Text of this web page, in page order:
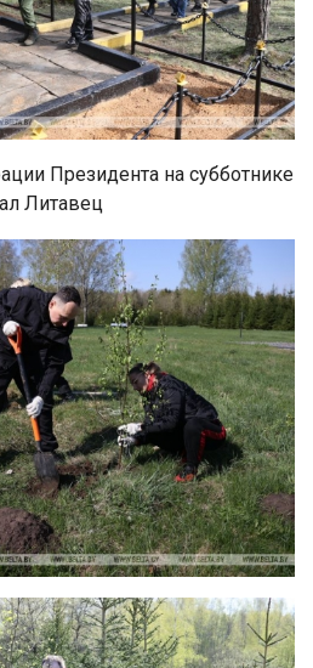
Президента на субботнике
Литавец